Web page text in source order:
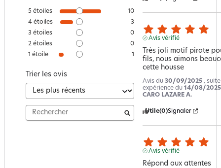
5 étoiles
10
4 étoiles
3
3 étoiles
0
2 étoiles
0
1 étoile 1
Trier les avis
Avis vérifié
Très joli motif pirate
fils, nous aimons
cette housse
Avis du 30/09/2025 ,
expérience du 14/08/2025
CARO LAZARE A.
Utile(0)Signaler
Avis vérifié
Répond aux attentes